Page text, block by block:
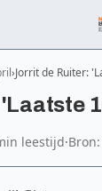
Jorrit de Ruiter:
leestijd·Bron: